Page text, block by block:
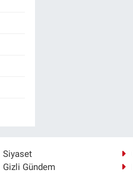
Siyaset
Gizli Gündem